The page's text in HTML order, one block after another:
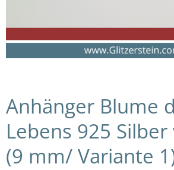
Anhänger Blume
Lebens 925
(9 mm/ Variante